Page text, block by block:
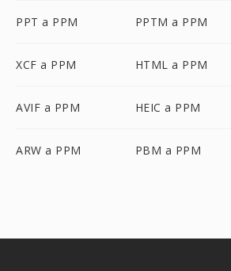
PPT a PPM PPTM a PPM
XCF a PPM HTML a PPM
AVIF a PPM HEIC a PPM
ARW a PPM PBM a PPM